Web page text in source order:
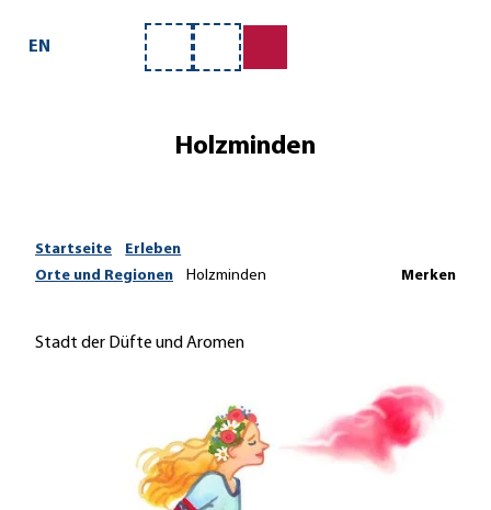
EN
Merkzettel
Suche
Holzminden
Startseite
Erleben
Orte und Regionen
Holzminden Merken
Stadt der Düfte und Aromen